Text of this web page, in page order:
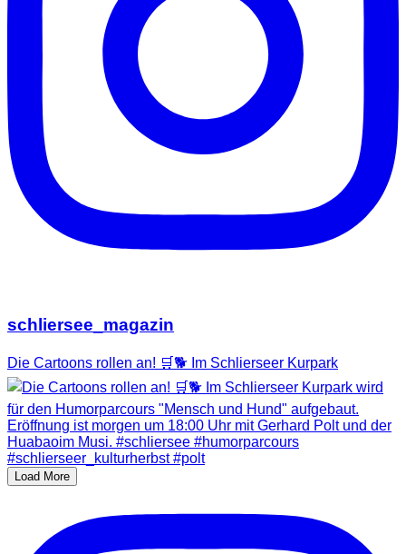
schliersee_magazin
Die Cartoons rollen an! 🛒🐕 Im Schlierseer Kurpark
Load More